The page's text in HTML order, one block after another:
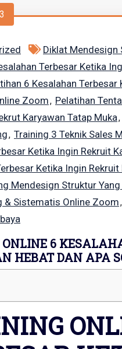
Diklat Mendesign
Terbesar Ketika
6 Kesalahan
Zoom, Pelatihan
Karyawan Tatap Muka,
, Training 3 Teknik Sales
Ketika Ingin Rekruit
Ketika Ingin
Mendesign Struktur
& Sistematis Online Zoom,
6
HEBAT DAN APA